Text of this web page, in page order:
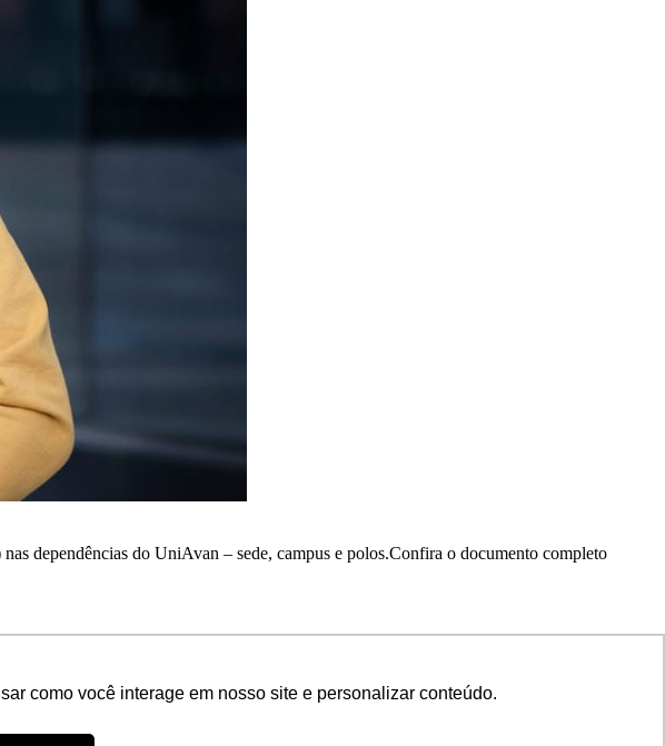
como você interage em nosso site e personalizar conteúdo.
dependências do UniAvan – sede, campus e polos.Confira o documento completo